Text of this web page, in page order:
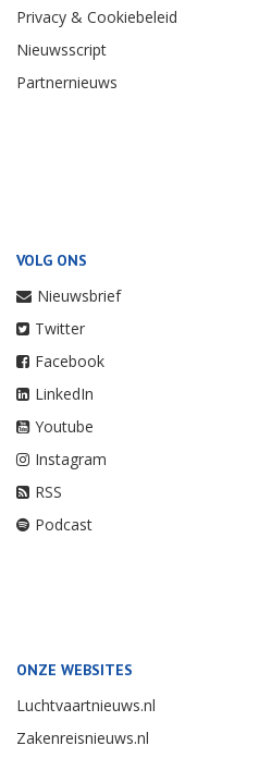
Privacy & Cookiebeleid
Nieuwsscript
Partnernieuws
VOLG ONS
Nieuwsbrief
Twitter
Facebook
LinkedIn
Youtube
Instagram
RSS
Podcast
ONZE WEBSITES
Luchtvaartnieuws.nl
Zakenreisnieuws.nl